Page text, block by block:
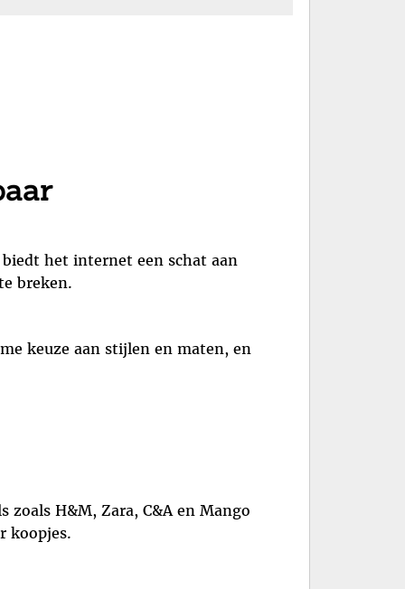
het internet een schat aan
breken.
keuze aan stijlen en maten, en
H&M, Zara, C&A en Mango
koopjes.